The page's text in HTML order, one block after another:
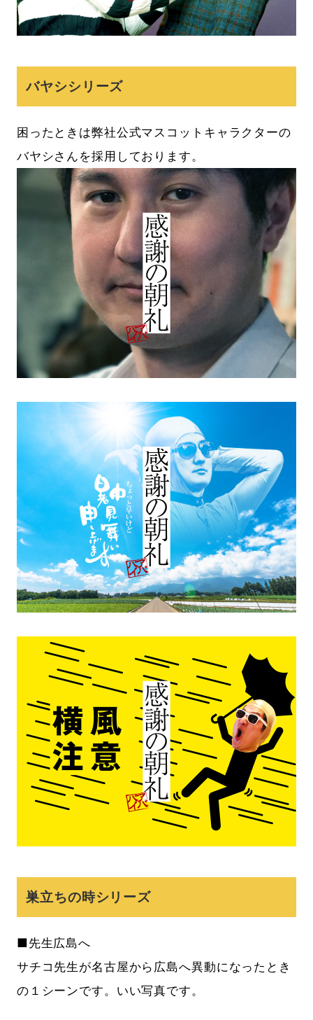
バヤシシリーズ
困ったときは弊社公式マスコットキャラクターの
バヤシさんを採用しております。
巣立ちの時シリーズ
■先生広島へ
サチコ先生が名古屋から広島へ異動になったとき
の１シーンです。いい写真です。